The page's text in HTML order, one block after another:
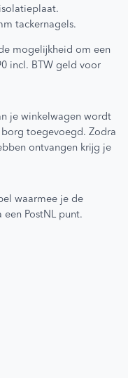
tackernagels.
mogelijkheid om een
incl. BTW geld voor
je winkelwagen wordt
toegevoegd. Zodra
ontvangen krijg je
waarmee je de
PostNL punt.